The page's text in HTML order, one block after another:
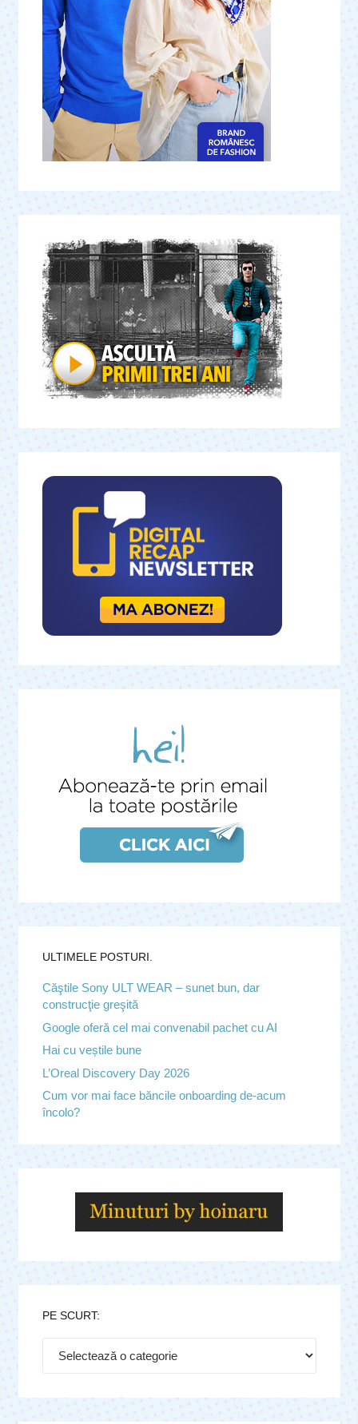
ULTIMELE POSTURI.
Căştile Sony ULT WEAR – sunet bun, dar
construcţie greşită
Google oferă cel mai convenabil pachet cu AI
Hai cu veștile bune
L’Oreal Discovery Day 2026
Cum vor mai face băncile onboarding de-acum
încolo?
PE SCURT: